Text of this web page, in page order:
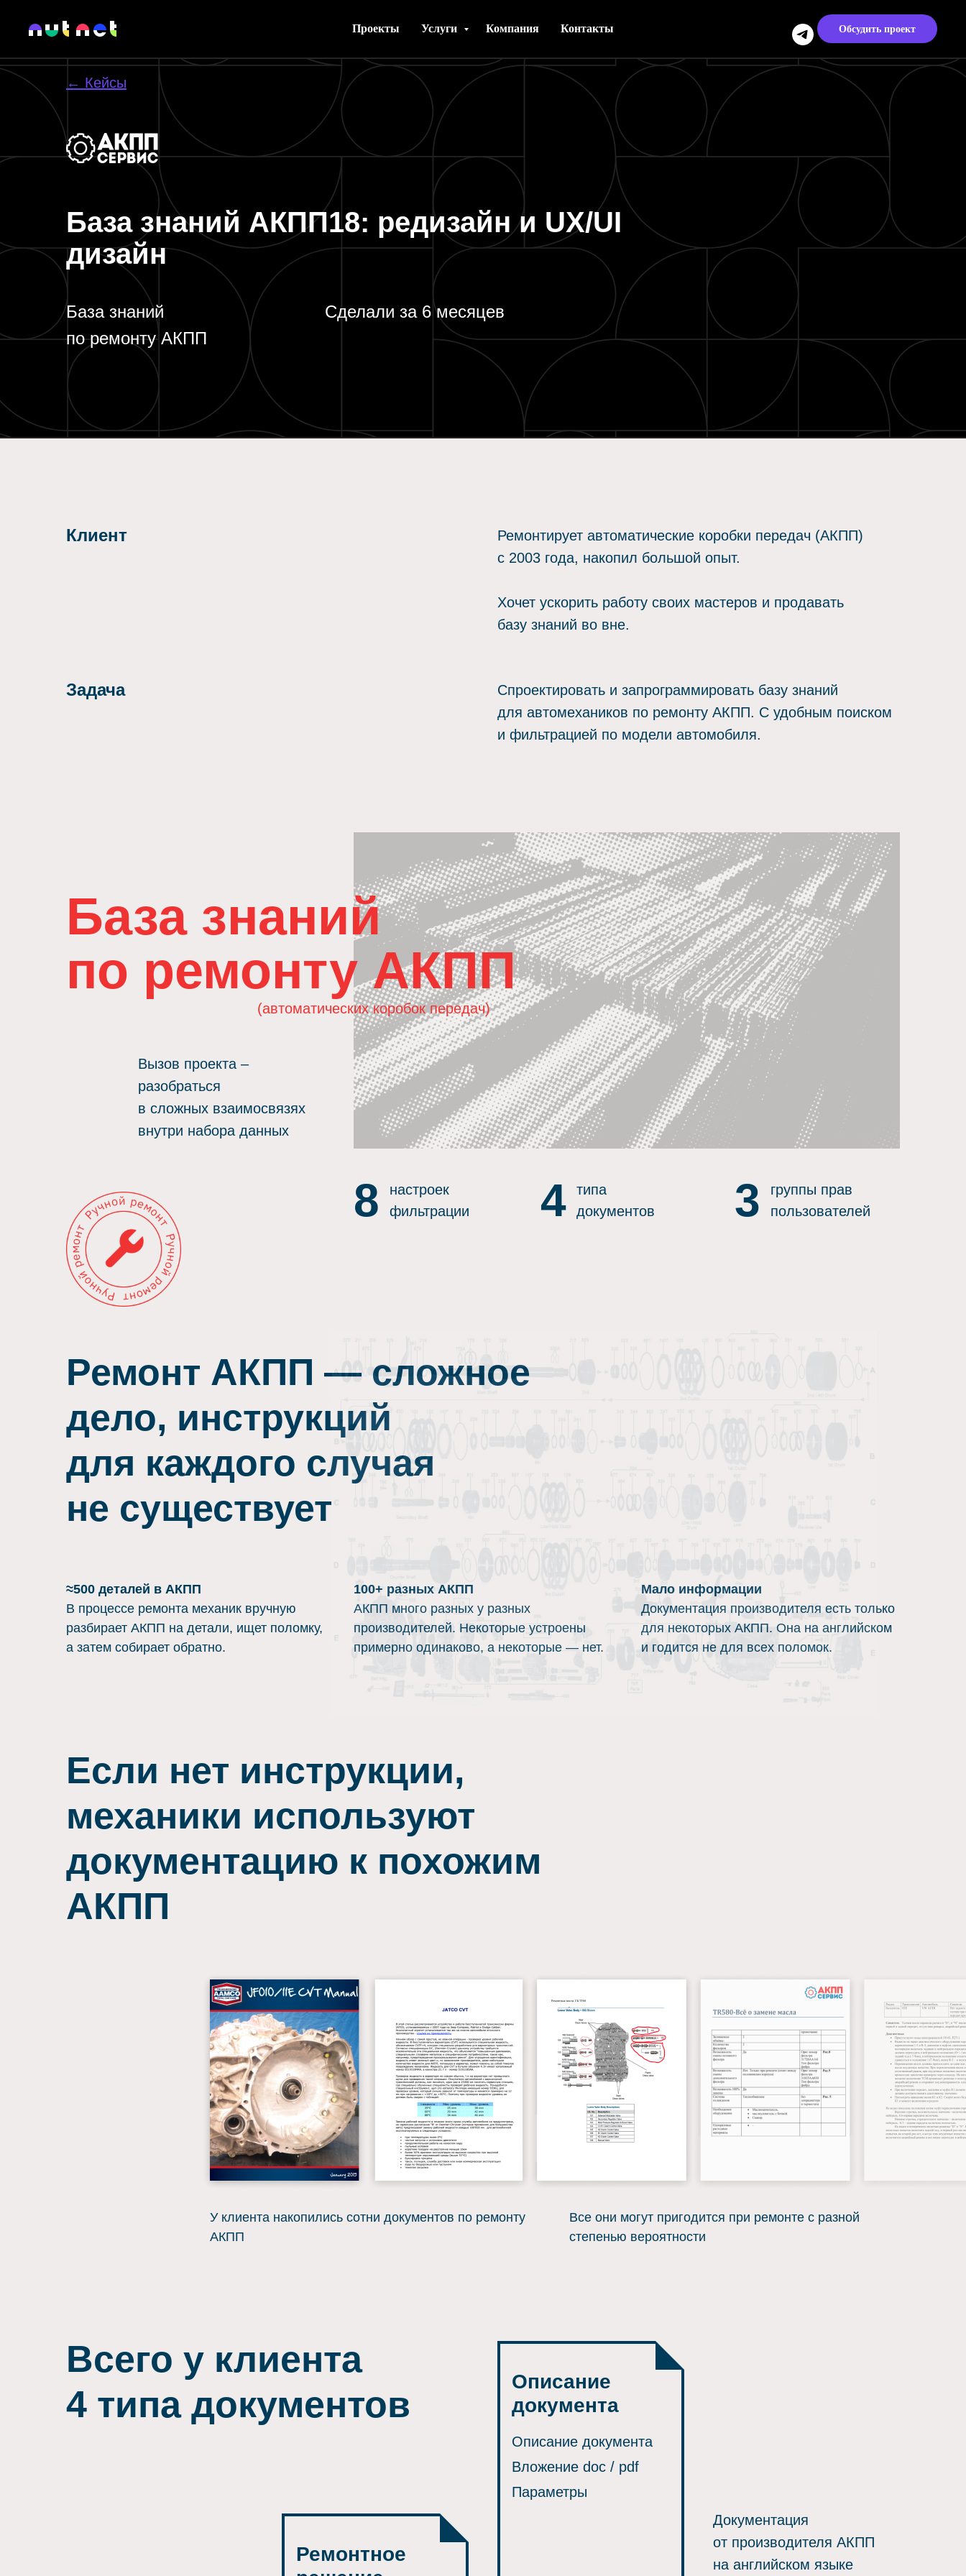
Проекты Услуги Компания Контакты Обсудить проект
База знаний АКПП18: редизайн и UX/UI
дизайн
База знаний
по ремонту АКПП
Сделали за 6 месяцев
← Кейсы
Клиент
Ремонтирует автоматические коробки передач (АКПП)
с 2003 года, накопил большой опыт.
Хочет ускорить работу своих мастеров и продавать
базу знаний во вне.
Задача
Спроектировать и запрограммировать базу знаний
для автомехаников по ремонту АКПП. С удобным поиском
и фильтрацией по модели автомобиля.
База знаний
по ремонту АКПП
Вызов проекта –
разобраться
в сложных взаимосвязях
внутри набора данных
(автоматических коробок передач)
8
настроек
фильтрации
4
типа
документов
3
группы прав
пользователей
Ремонт АКПП — сложное
дело, инструкций
для каждого случая
не существует
≈500 деталей в АКПП
В процессе ремонта механик вручную
разбирает АКПП на детали, ищет поломку,
а затем собирает обратно.
100+ разных АКПП
АКПП много разных у разных
производителей. Некоторые устроены
примерно одинаково, а некоторые — нет.
Мало информации
Документация производителя есть только
для некоторых АКПП. Она на английском
и годится не для всех поломок.
Если нет инструкции,
механики используют
документацию к похожим
АКПП
У клиента накопились сотни документов по ремонту
АКПП
Все они могут пригодится при ремонте с разной
степенью вероятности
Всего у клиента
4 типа документов
Документация
от производителя АКПП
на английском языке
Описание документа
Вложение doc / pdf
Параметры
Описание
документа
Ремонтное